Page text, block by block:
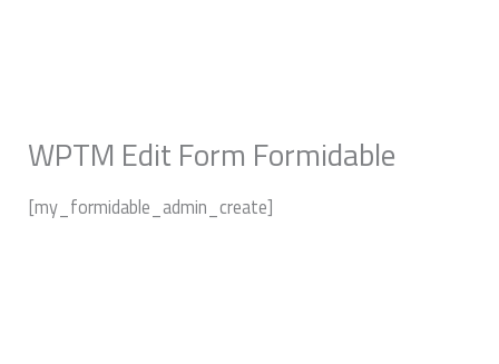
WPTM Edit Form Formidable
[my_formidable_admin_create]